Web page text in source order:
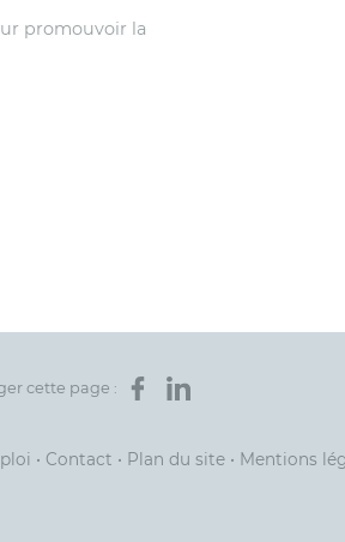
promouvoir la
cette page : Partager sur Facebook
Partager sur LinkedIn
• Contact • Plan du site • Mentions